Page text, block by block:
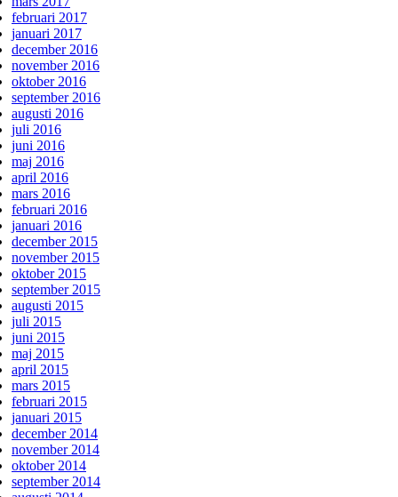
februari 2017
januari 2017
december 2016
november 2016
oktober 2016
september 2016
augusti 2016
juli 2016
juni 2016
maj 2016
april 2016
mars 2016
februari 2016
januari 2016
december 2015
november 2015
oktober 2015
september 2015
augusti 2015
juli 2015
juni 2015
maj 2015
april 2015
mars 2015
februari 2015
januari 2015
december 2014
november 2014
oktober 2014
september 2014